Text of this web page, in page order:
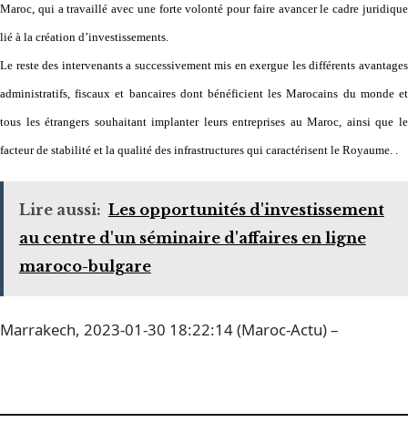
Maroc, qui a travaillé avec une forte volonté pour faire avancer le cadre juridique
lié à la création d’investissements.
Le reste des intervenants a successivement mis en exergue les différents avantages
administratifs, fiscaux et bancaires dont bénéficient les Marocains du monde et
tous les étrangers souhaitant implanter leurs entreprises au Maroc, ainsi que le
facteur de stabilité et la qualité des infrastructures qui caractérisent le Royaume. .
Lire aussi: Les opportunités d'investissement
au centre d'un séminaire d'affaires en ligne
maroco-bulgare
Marrakech, 2023-01-30 18:22:14 (Maroc-Actu) –